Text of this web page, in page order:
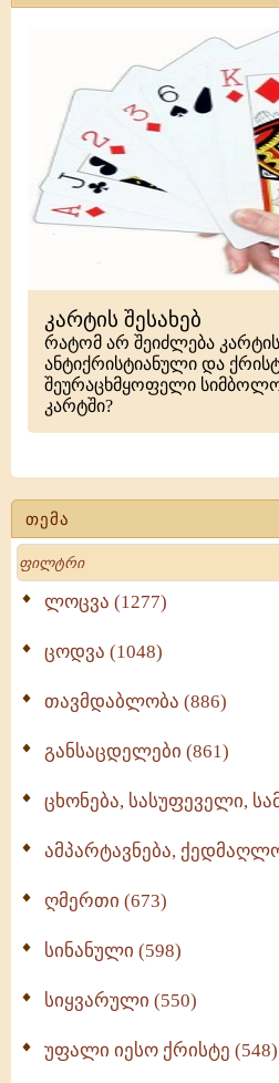
თემა
Search
ლოცვა (1277)
ცოდვა (1048)
თავმდაბლობა (886)
განსაცდელები (861)
ცხონება, სასუფეველი,
ამპარტავნება,
ღმერთი (673)
სინანული (598)
სიყვარული (550)
უფალი იესო ქრისტე (548)
კარტის შესახებ
რატომ არ შეიძლება
ანტიქრისტიანული და
შეურაცხმყოფელი
კარტში?